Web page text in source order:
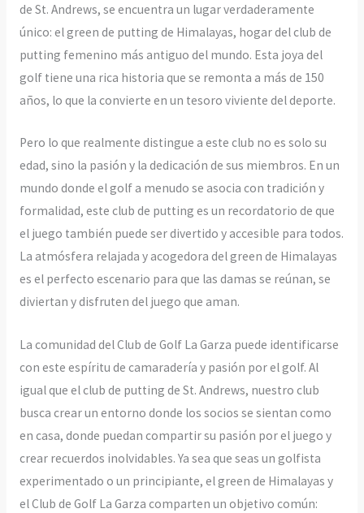
de St. Andrews, se encuentra un lugar verdaderamente
único: el green de putting de Himalayas, hogar del club de
putting femenino más antiguo del mundo. Esta joya del
golf tiene una rica historia que se remonta a más de 150
años, lo que la convierte en un tesoro viviente del deporte.
Pero lo que realmente distingue a este club no es solo su
edad, sino la pasión y la dedicación de sus miembros. En un
mundo donde el golf a menudo se asocia con tradición y
formalidad, este club de putting es un recordatorio de que
el juego también puede ser divertido y accesible para todos.
La atmósfera relajada y acogedora del green de Himalayas
es el perfecto escenario para que las damas se reúnan, se
diviertan y disfruten del juego que aman.
La comunidad del Club de Golf La Garza puede identificarse
con este espíritu de camaradería y pasión por el golf. Al
igual que el club de putting de St. Andrews, nuestro club
busca crear un entorno donde los socios se sientan como
en casa, donde puedan compartir su pasión por el juego y
crear recuerdos inolvidables. Ya sea que seas un golfista
experimentado o un principiante, el green de Himalayas y
el Club de Golf La Garza comparten un objetivo común: